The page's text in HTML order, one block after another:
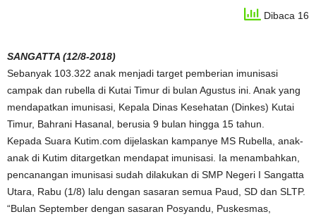
Dibaca 16
SANGATTA (12/8-2018)
Sebanyak 103.322 anak menjadi target pemberian imunisasi
campak dan rubella di Kutai Timur di bulan Agustus ini. Anak yang
mendapatkan imunisasi, Kepala Dinas Kesehatan (Dinkes) Kutai
Timur, Bahrani Hasanal, berusia 9 bulan hingga 15 tahun.
Kepada Suara Kutim.com dijelaskan kampanye MS Rubella, anak-
anak di Kutim ditargetkan mendapat imunisasi. Ia menambahkan,
pencanangan imunisasi sudah dilakukan di SMP Negeri I Sangatta
Utara, Rabu (1/8) lalu dengan sasaran semua Paud, SD dan SLTP.
“Bulan September dengan sasaran Posyandu, Puskesmas,